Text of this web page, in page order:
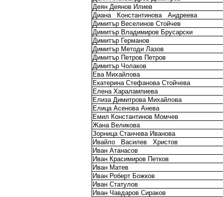
Деян Деянов Илиев
Диана
Константинова
Андреева
Димитър Веселинов Стойчев
Димитър Владимиров Брусарски
Димитър Германов
Димитър Методи Лазов
Димитър Петров Петров
Димитър Чолаков
Ева Михайлова
Екатерина Стефанова Стойчева
Елена Харалампиева
Елиза Димитрова Михайлова
Елица Асенова Анева
Емил Константинов Момчев
Жана Великова
Зорница Станчева Иванова
Ивайло
Василев
Христов
Иван Атанасов
Иван Красимиров Петков
Иван Матев
Иван Роберт Божков
Иван Статулов
Иван Чавдаров Сираков